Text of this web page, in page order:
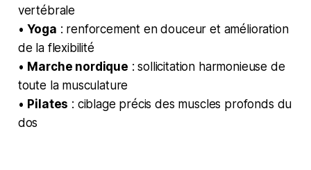
vertébrale
•Yoga : renforcement en douceur et amélioration
de la flexibilité
• Marche nordique : sollicitation harmonieuse de
toute la musculature
• Pilates : ciblage précis des muscles profonds du
dos